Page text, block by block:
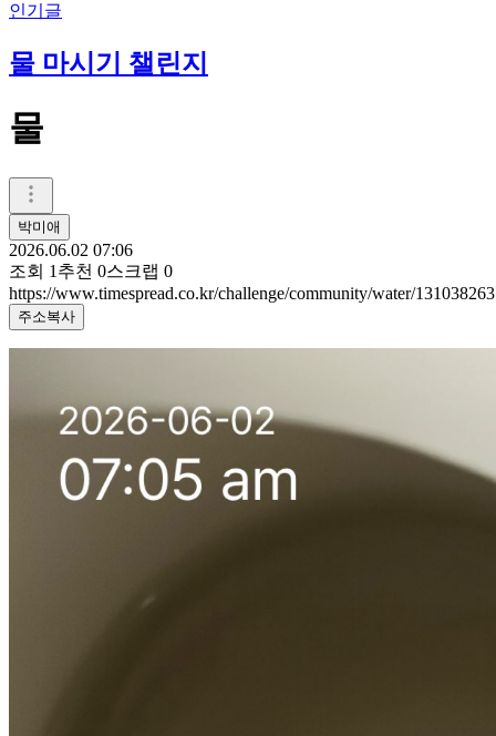
인기글
물 마시기 챌린지
물
박미애
2026.06.02 07:06
조회 1 추천 0스크랩 0
https://www.timespread.co.kr/challenge/community/water/131038263
주소복사